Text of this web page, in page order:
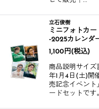
立石俊樹
ミニフォトカー
-2025カレンダ
1,100 円(税込)
商品説明サイ
年1月4日(土)開
売記念イベント
ードセットです